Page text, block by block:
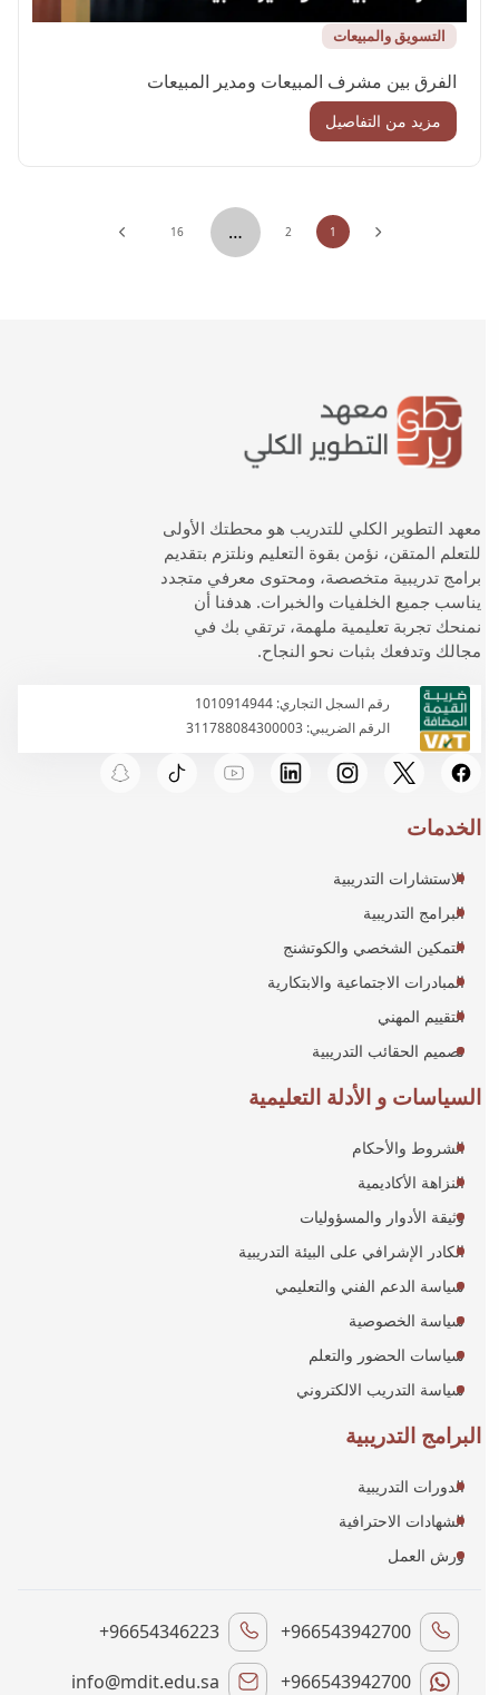
التسويق والمبيعات
الفرق بين مشرف المبيعات ومدير المبيعات
مزيد من التفاصيل
1
2
…
16
معهد التطوير الكلي للتدريب هو محطتك الأولى
للتعلم المتقن، نؤمن بقوة التعليم ونلتزم بتقديم
برامج تدريبية متخصصة، ومحتوى معرفي متجدد
يناسب جميع الخلفيات والخبرات. هدفنا أن
نمنحك تجربة تعليمية ملهمة، ترتقي بك في
مجالك وتدفعك بثبات نحو النجاح.
رقم السجل التجاري: 1010914944
الرقم الضريبي: 311788084300003
الخدمات
الاستشارات التدريبية
البرامج التدريبية
التمكين الشخصي والكوتشنج
المبادرات الاجتماعية والابتكارية
التقييم المهني
تصميم الحقائب التدريبية
السياسات و الأدلة التعليمية
الشروط والأحكام
النزاهة الأكاديمية
وثيقة الأدوار والمسؤوليات
الكادر الإشرافي على البيئة التدريبية
سياسة الدعم الفني والتعليمي
سياسة الخصوصية
سياسات الحضور والتعلم
سياسة التدريب الالكتروني
البرامج التدريبية
الدورات التدريبية
الشهادات الاحترافية
ورش العمل
+966543942700
+96654346223
+966543942700
info@mdit.edu.sa